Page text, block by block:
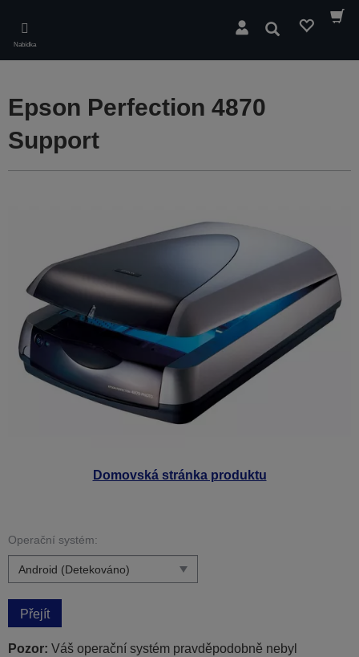
main
content
Nabídka
Hledat
Domovská stránka produktu
Epson Perfection 4870
Support
Operační systém:
Přejít
Pozor: Váš operační systém pravděpodobně nebyl